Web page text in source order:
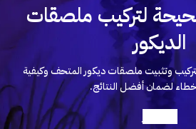
لتركيب ملصقات
الديكور
وتثبيت ملصقات ديكور المتحف وكيفية
لضمان أفضل النتائج.